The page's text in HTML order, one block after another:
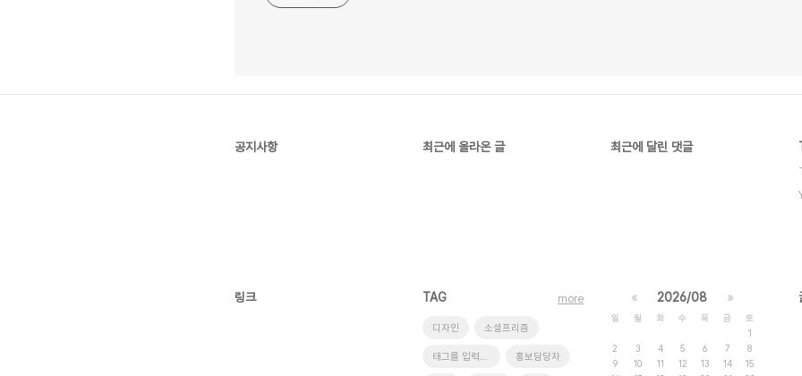
공지사항 최근에 올라온 글 최근에 달린 댓글
링크 TAG
디자인 소셜프리즘
태그를 입력해 주세요. 홍보담당자
more « 2026/08 »
일 월 화 수 목 금
토
1
2
3 4 5 6 7
8
9
10 11 12 13 14
15